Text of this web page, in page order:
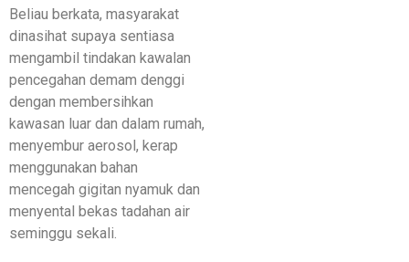
Beliau berkata, masyarakat
dinasihat supaya sentiasa
mengambil tindakan kawalan
pencegahan demam denggi
dengan membersihkan
kawasan luar dan dalam rumah,
menyembur aerosol, kerap
menggunakan bahan
mencegah gigitan nyamuk dan
menyental bekas tadahan air
seminggu sekali.